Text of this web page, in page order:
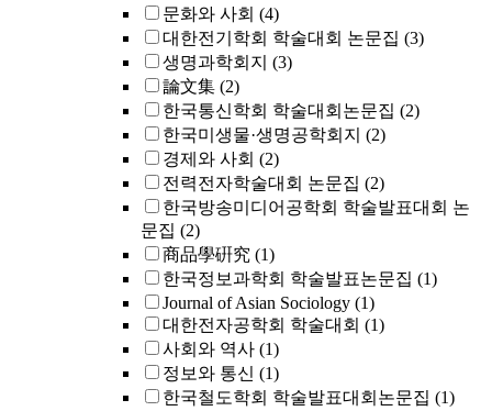
문화와 사회 (4)
대한전기학회 학술대회 논문집 (3)
생명과학회지 (3)
論文集 (2)
한국통신학회 학술대회논문집 (2)
한국미생물·생명공학회지 (2)
경제와 사회 (2)
전력전자학술대회 논문집 (2)
한국방송미디어공학회 학술발표대회 논
문집 (2)
商品學硏究 (1)
한국정보과학회 학술발표논문집 (1)
Journal of Asian Sociology (1)
대한전자공학회 학술대회 (1)
사회와 역사 (1)
정보와 통신 (1)
한국철도학회 학술발표대회논문집 (1)